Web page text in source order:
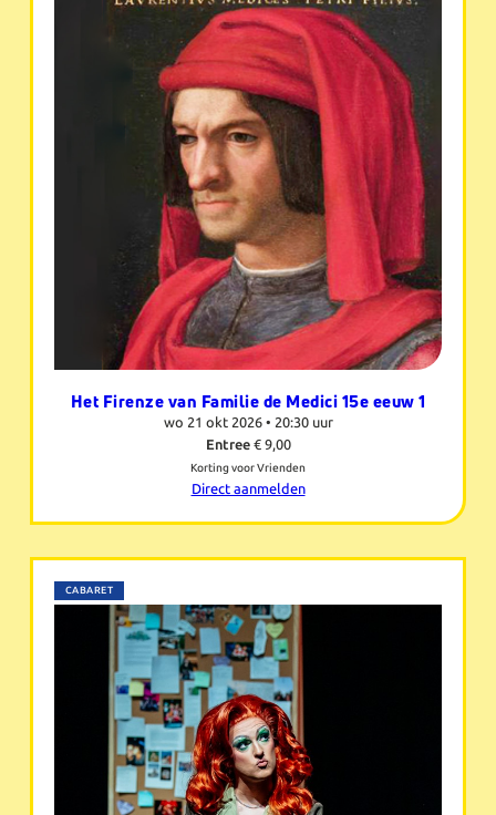
Het Firenze van Familie de Medici 15e eeuw 1
wo 21 okt 2026 • 20:30 uur
Entree€ 9,00
Korting voor Vrienden
Direct aanmelden
CABARET